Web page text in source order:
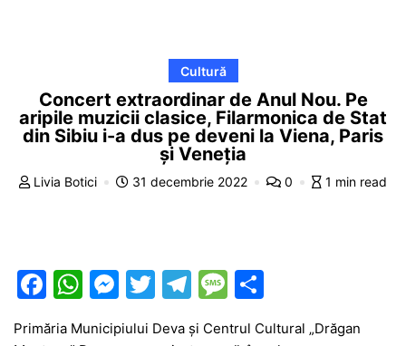
Cultură
Concert extraordinar de Anul Nou. Pe
aripile muzicii clasice, Filarmonica de Stat
din Sibiu i-a dus pe deveni la Viena, Paris
și Veneția
Livia Botici 31 decembrie 2022 0 1 min read
F
a
W M
e
T
T
el
M
Primăria Municipiului Deva și Centrul Cultural „Drăgan